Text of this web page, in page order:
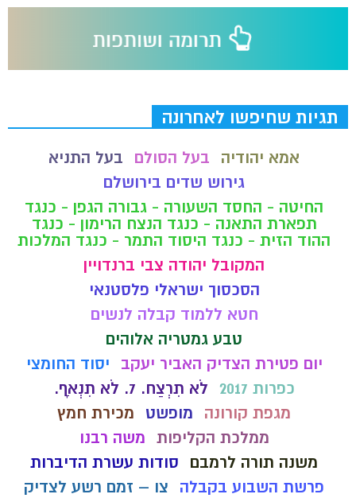
תגיות שחיפשו לאחרונה
אמא יהודיה בעל הסולם
בעל התניא
גירוש שדים בירושלם
החיטה - החסד השעורה - גבורה הגפן - כנגד
תפארת התאנה - כנגד הנצח הרימון - כנגד
ההוד הזית - כנגד היסוד התמר - כנגד המלכות
המקובל יהודה צבי ברנדויין
הסכסוך ישראלי פלסטנאי
חטא ללמוד קבלה לנשים
טבע גמטריה אלוהים
יום פטירת הצדיק האביר יעקב
יסוד החומצי
כפרות 2017
לֹא תִרְצַח. 7. לֹא תִנְאָף.
מגפת קורונה
מופשט
מכירת חמץ
ממלכת הקליפות משה רבנו
משנה תורה לרמבם
סודות עשרת הדיברות
פרשת השבוע בקבלה
צו – זמם רשע לצדיק